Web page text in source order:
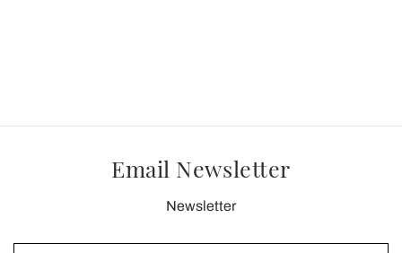
Email Newsletter
Newsletter